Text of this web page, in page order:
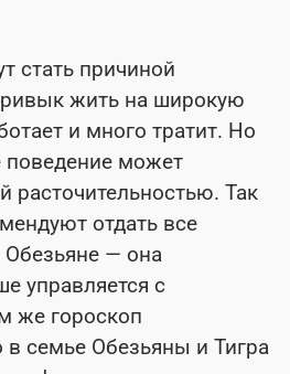
стать причиной
жить на широкую
и много тратит. Но
поведение может
расточительностью. Так
отдать все
— она
управляется с
же гороскоп
в семье Обезьяны и Тигра